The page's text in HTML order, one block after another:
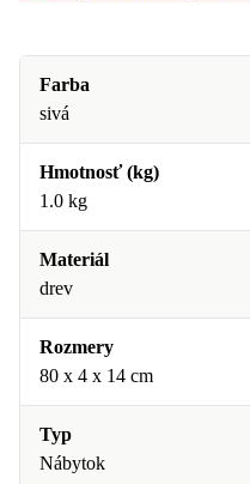
Farba
sivá
Hmotnosť (kg)
1.0 kg
Materiál
drev
Rozmery
80 x 4 x 14 cm
Typ
Nábytok